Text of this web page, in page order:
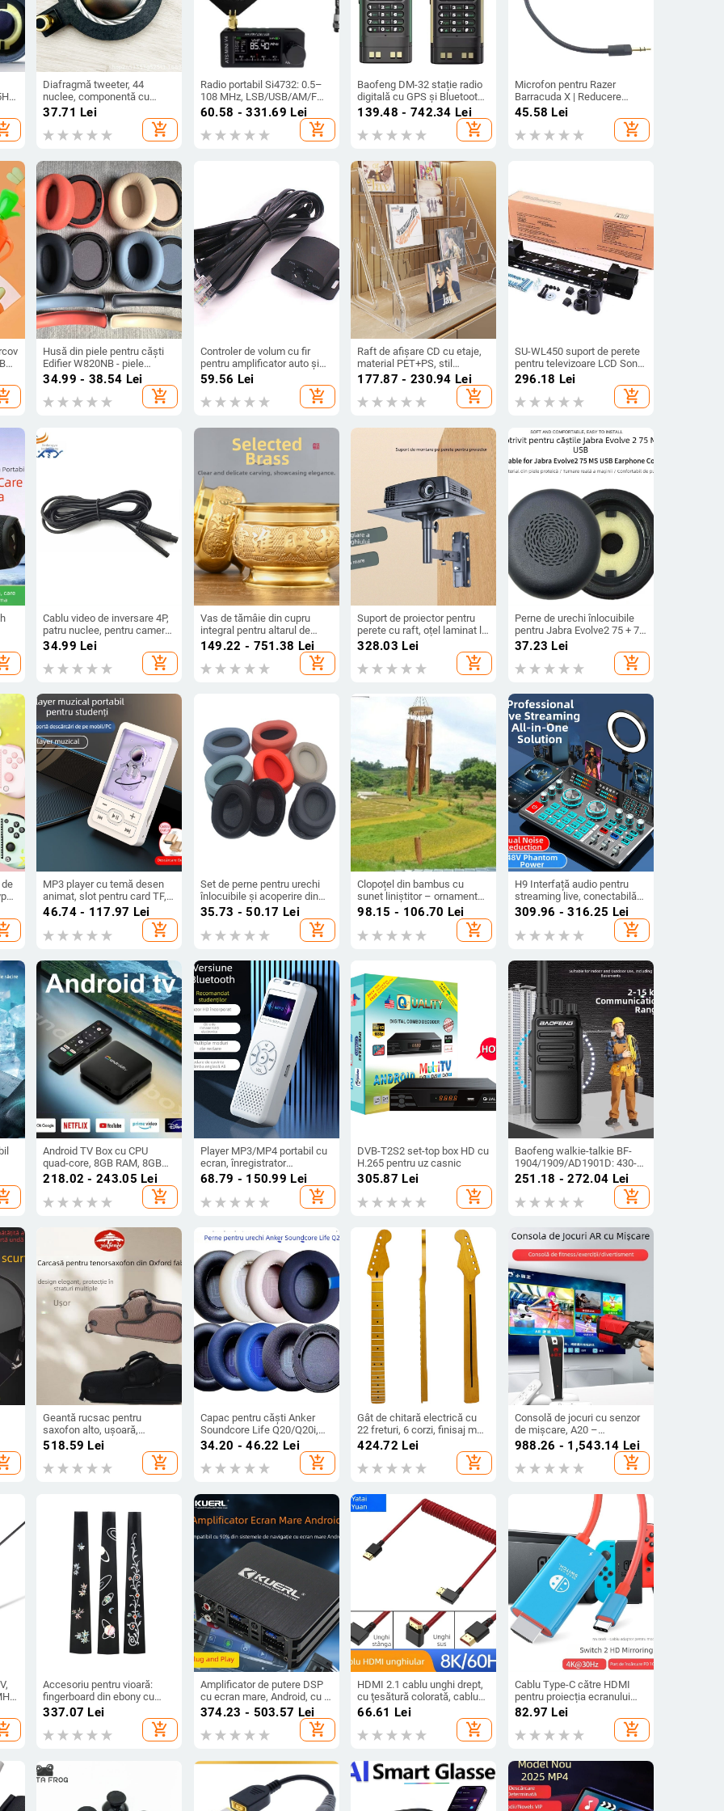
Diafragmă tweeter, 44
nuclee, componentă cu
coloană 44,4 mm, driver horn
37.71 Lei
add_shopping_cart
Radio portabil Si4732: 0.5–
108 MHz, LSB/USB/AM/FM,
mini radio de buzunar
60.58 - 331.69 Lei
add_shopping_cart
Baofeng DM-32 stație radio
digitală cu GPS și Bluetooth,
10W RF, 288 canale, baterie
139.48 - 742.34 Lei
add_shopping_cart
Microfon pentru Razer
Barracuda X | Reducere
zgomot, design durabil |
Compatibil cu Barracuda X;
În stoc
45.58 Lei
add_shopping_cart
Husă din piele pentru căști
Edifier W820NB - piele
sintetică, personalizată după
desene
34.99 - 38.54 Lei
add_shopping_cart
Controler de volum cu fir
pentru amplificator auto și
subwoofer – 12V, carcasă
din ABS ignifug, exterior
PVC, greutate 0.1, cod
59.56 Lei
add_shopping_cart
Raft de afișare CD cu etaje,
material PET+PS, stil
modern minimalist, brand
Evesigar/isi home, model
2300026402766717697,
177.87 - 230.94 Lei
add_shopping_cart
SU-WL450 suport de perete
pentru televizoare LCD Sony
– universal, control mecanic,
sarcină 15 kg
296.18 Lei
add_shopping_cart
Cablu video de inversare 4P,
patru nuclee, pentru cameră
auto — extensie pentru
vedere pe spate,
personalizabil
34.99 Lei
add_shopping_cart
Vas de tămâie din cupru
integral pentru altarul de
acasă; potrivit pentru
Buddha, Guanyin și zeitățile
bogăției
149.22 - 751.38 Lei
add_shopping_cart
Suport de proiector pentru
perete cu raft, oțel laminat la
rece, accesoriu pentru polița
TV
328.03 Lei
add_shopping_cart
Perne de urechi înlocuibile
pentru Jabra Evolve2 75 + 75
MS UC
37.23 Lei
add_shopping_cart
MP3 player cu temă desen
animat, slot pentru card TF,
mini player portabil de
muzică, acoperire epoxidică,
modele variate.
46.74 - 117.97 Lei
add_shopping_cart
Set de perne pentru urechi
înlocuibile și acoperire din
burete pentru căști Sony
MDR-100ABN WH-H900N
35.73 - 50.17 Lei
add_shopping_cart
Clopoțel din bambus cu
sunet liniștitor – ornament
pentru ușă, ceainărie și
98.15 - 106.70 Lei
add_shopping_cart
H9 Interfață audio pentru
streaming live, conectabilă
la telefon, computer, căști
Bluetooth, mixer și microfon
309.96 - 316.25 Lei
add_shopping_cart
Android TV Box cu CPU
quad-core, 8GB RAM, 8GB
flash stocare, chipset
Amlogic, HDMI/USB/AV, Full
HD 1080p
218.02 - 243.05 Lei
add_shopping_cart
Player MP3/MP4 portabil cu
ecran, înregistrator
Bluetooth, radio FM,
audiobook-uri, USB flash
drive cu Bluetooth
68.79 - 150.99 Lei
add_shopping_cart
DVB-T2S2 set-top box HD cu
H.265 pentru uz casnic
305.87 Lei
add_shopping_cart
Baofeng walkie-talkie BF-
1904/1909/AD1901D: 430-
440 MHz, 5 W, 16 canale,
rază 5-10 km, baterie 4200
mAh
251.18 - 272.04 Lei
add_shopping_cart
Geantă rucsac pentru
saxofon alto, ușoară,
rezistentă la șocuri, cu curea
de umăr curbată, material
Oxford
518.59 Lei
add_shopping_cart
Capac pentru căști Anker
Soundcore Life Q20/Q20i,
bureți din piele proteică,
34.20 - 46.22 Lei
add_shopping_cart
Gât de chitară electrică cu
22 freturi, 6 corzi, finisaj mat
galben, arțar
424.72 Lei
add_shopping_cart
Consolă de jocuri cu senzor
de mișcare, A20 –
conexiune AR TV acasă,
covoraș de dans wireless
dublu, 32GB memorie
988.26 - 1,543.14 Lei
add_shopping_cart
de
Accesoriu pentru vioară:
fingerboard din ebony cu
inlay de perlă, gât sculptat,
337.07 Lei
add_shopping_cart
Amplificator de putere DSP
cu ecran mare, Android, cu 4
căi și 6 căi, fără pierderi,
pentru modificarea audio
auto, en-gros, plug and play
374.23 - 503.57 Lei
add_shopping_cart
HDMI 2.1 cablu unghi drept,
cu ţesătură colorată, cablu
retractabil cu arc, 1 m, video
66.61 Lei
add_shopping_cart
Cablu Type-C către HDMI
pentru proiecția ecranului
4K60Hz Nintendo Switch 2
82.97 Lei
add_shopping_cart